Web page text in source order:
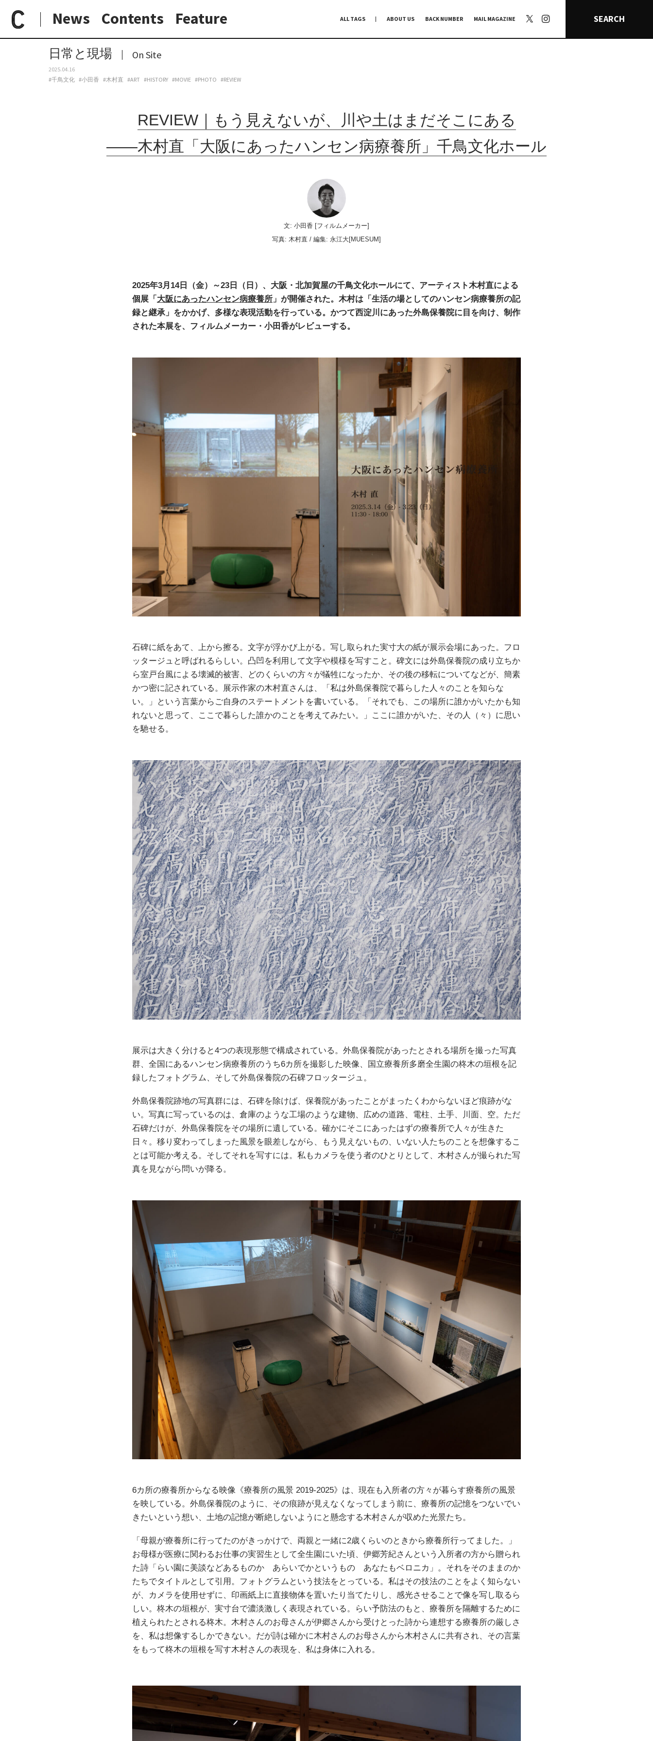
News Contents Feature ALL TAGS ABOUT US BACK NUMBER MAIL MAGAZINE SEARCH
日常と現場
paperC 日常と現場 REVIEW｜もう見えないが、川や土はまだそこにある——木村直「大阪にあったハンセン病療養所」千鳥文化ホール
日常と現場 On Site
2025.04.16
#千鳥文化 #小田香 #木村直 #ART #HISTORY #MOVIE #PHOTO #REVIEW
REVIEW｜もう見えないが、川や土はまだそこにある
——木村直「大阪にあったハンセン病療養所」千鳥文化ホール
文: 小田香 [フィルムメーカー]
写真: 木村直 / 編集: 永江大[MUESUM]
2025年3月14日（金）～23日（日）、大阪・北加賀屋の千鳥文化ホールにて、アーティスト木村直による
個展「 大阪にあったハンセン病療養所 」が開催された。木村は「生活の場としてのハンセン病療養所の記
録と継承」をかかげ、多様な表現活動を行っている。かつて西淀川にあった外島保養院に目を向け、制作
された本展を、フィルムメーカー・小田香がレビューする。
石碑に紙をあて、上から擦る。文字が浮かび上がる。写し取られた実寸大の紙が展示会場にあった。フロ
ッタージュと呼ばれるらしい。凸凹を利用して文字や模様を写すこと。碑文には外島保養院の成り立ちか
ら室戸台風による壊滅的被害、どのくらいの方々が犠牲になったか、その後の移転についてなどが、簡素
かつ密に記されている。展示作家の木村直さんは、「私は外島保養院で暮らした人々のことを知らな
い。」という言葉からご自身のステートメントを書いている。「それでも、この場所に誰かがいたかも知
れないと思って、ここで暮らした誰かのことを考えてみたい。」ここに誰かがいた、その人（々）に思い
を馳せる。
展示は大きく分けると4つの表現形態で構成されている。外島保養院があったとされる場所を撮った写真
群、全国にあるハンセン病療養所のうち6カ所を撮影した映像、国立療養所多磨全生園の柊木の垣根を記
録したフォトグラム、そして外島保養院の石碑フロッタージュ。
外島保養院跡地の写真群には、石碑を除けば、保養院があったことがまったくわからないほど痕跡がな
い。写真に写っているのは、倉庫のような工場のような建物、広めの道路、電柱、土手、川面、空。ただ
石碑だけが、外島保養院をその場所に遺している。確かにそこにあったはずの療養所で人々が生きた
日々。移り変わってしまった風景を眼差しながら、もう見えないもの、いない人たちのことを想像するこ
とは可能か考える。そしてそれを写すには。私もカメラを使う者のひとりとして、木村さんが撮られた写
真を見ながら問いが降る。
6カ所の療養所からなる映像《療養所の風景 2019-2025》は、現在も入所者の方々が暮らす療養所の風景
を映している。外島保養院のように、その痕跡が見えなくなってしまう前に、療養所の記憶をつないでい
きたいという想い、土地の記憶が断絶しないようにと懸念する木村さんが収めた光景たち。
「母親が療養所に行ってたのがきっかけで、両親と一緒に2歳くらいのときから療養所行ってました。」
お母様が医療に関わるお仕事の実習生として全生園にいた頃、伊郷芳紀さんという入所者の方から贈られ
た詩「らい園に美談などあるものか あらいでかというもの あなたもベロニカ」。それをそのままのか
たちでタイトルとして引用。フォトグラムという技法をとっている。私はその技法のことをよく知らない
が、カメラを使用せずに、印画紙上に直接物体を置いたり当てたりし、感光させることで像を写し取るら
しい。柊木の垣根が、実寸台で濃淡激しく表現されている。らい予防法のもと、療養所を隔離するために
植えられたとされる柊木。木村さんのお母さんが伊郷さんから受けとった詩から連想する療養所の厳しさ
を、私は想像するしかできない。だが詩は確かに木村さんのお母さんから木村さんに共有され、その言葉
をもって柊木の垣根を写す木村さんの表現を、私は身体に入れる。